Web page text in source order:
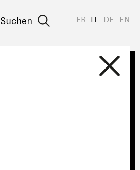
Suchen FR IT DE EN